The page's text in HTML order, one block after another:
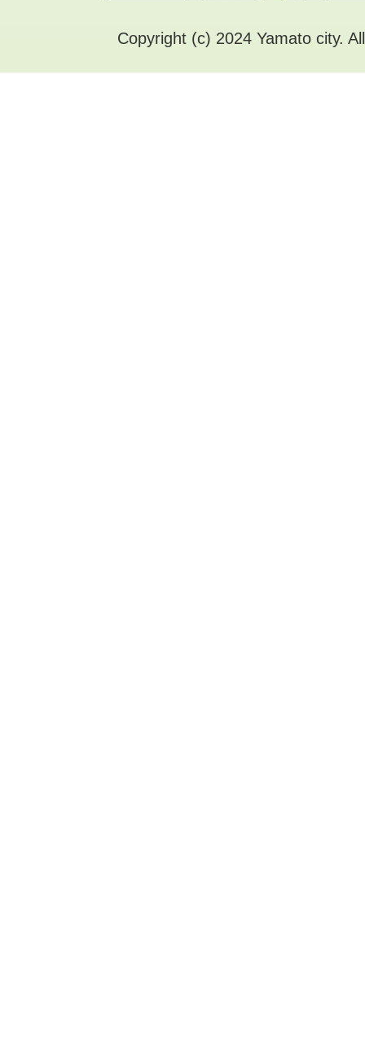
Copyright (c) 2024 Yamato city.